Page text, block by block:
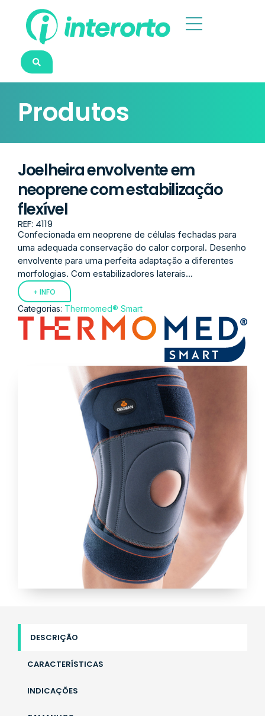
Produtos
Joelheira envolvente em
neoprene com estabilização
flexível
REF: 4119
Confecionada em neoprene de células fechadas para
uma adequada conservação do calor corporal. Desenho
envolvente para uma perfeita adaptação a diferentes
morfologias. Com estabilizadores laterais...
+ INFO
Categorias: Thermomed® Smart
DESCRIÇÃO
CARACTERÍSTICAS
INDICAÇÕES